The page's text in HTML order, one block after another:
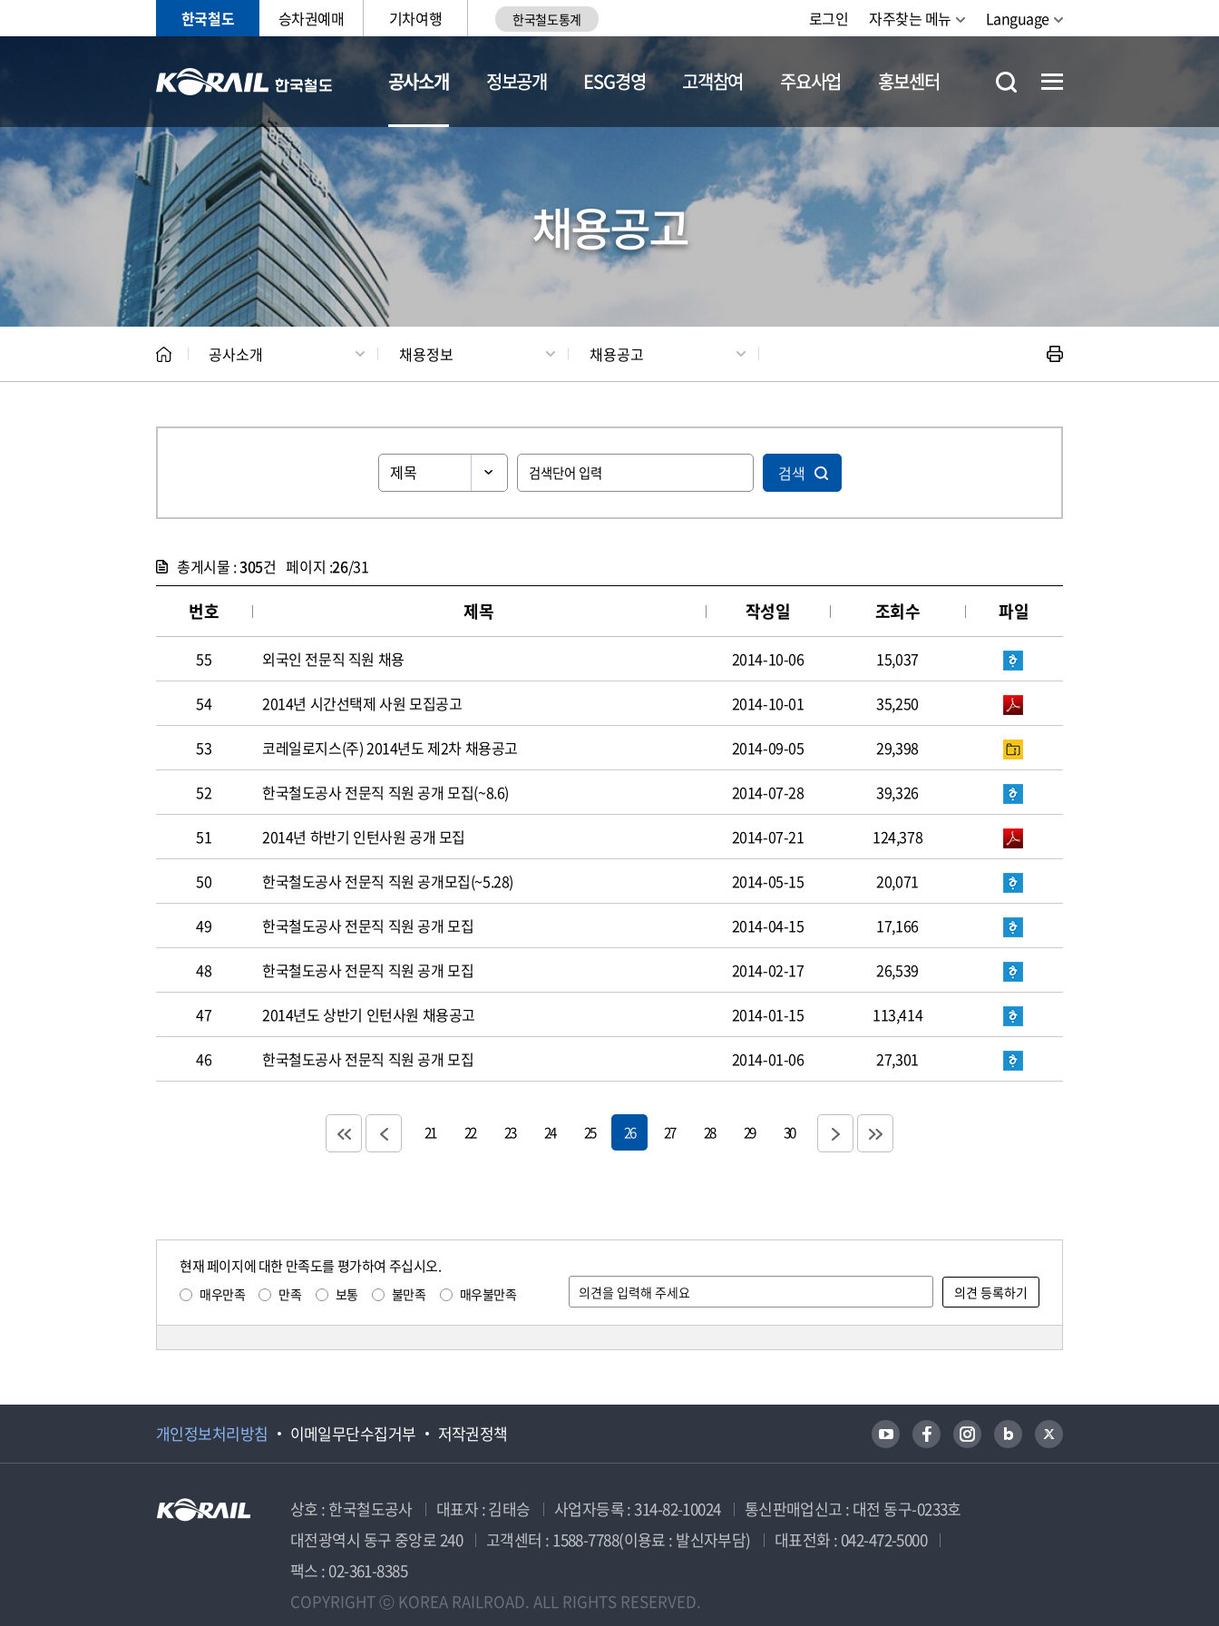
한국철도 승차권예매 기차여행 한국철도통계 로그인 자주찾는 메뉴 Language
공사소개
CEO 일반현황 채용정보
정보공개 ESG경영 고객참여 주요사업 홍보센터
채용공고
공사소개 채용정보 채용공고
검색
총게시물 :305건 페이지 :26/31
번호 제목 작성일 조회수 파일
55 외국인 전문직 직원 채용 2014-10-06 15,037
54 2014년 시간선택제 사원 모집공고 2014-10-01 35,250
53 코레일로지스(주) 2014년도 제2차 채용공고 2014-09-05 29,398
52 한국철도공사 전문직 직원 공개 모집(~8.6) 2014-07-28 39,326
51 2014년 하반기 인턴사원 공개 모집 2014-07-21 124,378
50 한국철도공사 전문직 직원 공개모집(~5.28) 2014-05-15 20,071
49 한국철도공사 전문직 직원 공개 모집 2014-04-15 17,166
48 한국철도공사 전문직 직원 공개 모집 2014-02-17 26,539
47 2014년도 상반기 인턴사원 채용공고 2014-01-15 113,414
46 한국철도공사 전문직 직원 공개 모집 2014-01-06 27,301
21 22 23 24 25 26 27 28 29 30
현재 페이지에 대한 만족도를 평가하여 주십시오.
매우만족 만족 보통 불만족 매우불만족
개인정보처리방침 이메일무단수집거부 저작권정책
상호 : 한국철도공사 대표자 : 김태승 사업자등록 : 314-82-10024
통신판매업신고 : 대전 동구-0233호
대전광역시 동구 중앙로 240
고객센터 : 1588-7788(이용료 : 발신자부담)
대표전화 : 042-472-5000
팩스 : 02-361-8385
COPYRIGHT ⓒ KOREA RAILROAD. ALL RIGHTS RESERVED.